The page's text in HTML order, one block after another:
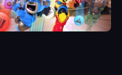
Power Players: Defenders